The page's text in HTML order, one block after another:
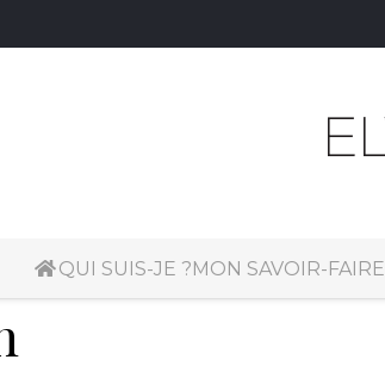
QUI SUIS-JE ?MON SAVOIR-FAIRE